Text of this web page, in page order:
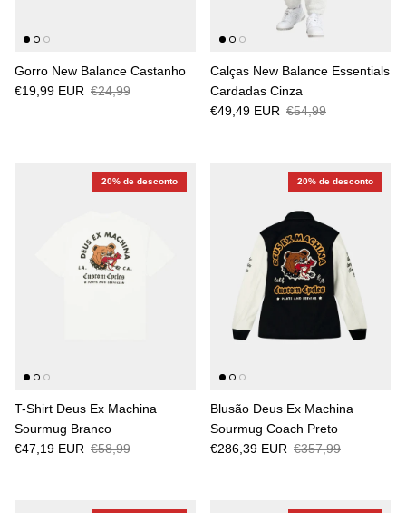
Gorro New Balance Castanho
€19,99 EUR €24,99
Calças New Balance Essentials
Cardadas Cinza
€49,49 EUR €54,99
20% de desconto
T-Shirt Deus Ex Machina
Sourmug Branco
€47,19 EUR €58,99
20% de desconto
Blusão Deus Ex Machina
Sourmug Coach Preto
€286,39 EUR €357,99